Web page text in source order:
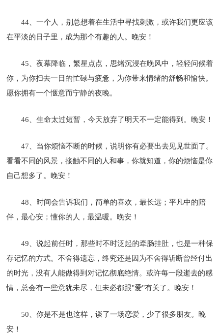
44、一个人，别总想着在生活中寻找刺激，或许我们更应该
在平淡的日子里，成为那个有趣的人。晚安！
45、夜幕降临，繁星点点，思绪沉浸在晚风中，轻轻问候着
你，为你扫去一日的忙碌与疲惫，为你带来情绪的舒畅和愉快。
愿你拥有一个惬意而宁静的夜晚。
46、生命太过短暂，今天放弃了明天不一定能得到。晚安！
47、当你烦恼不断的时候，说明你有必要出去见见世面了。
看看不同的风景，接触不同的人和事，你就知道，你的烦恼是你
自己想多了。晚安！
48、时间会告诉我们，简单的喜欢，最长远；平凡中的陪
伴，最心安；懂你的人，最温暖。晚安！
49、说起前任时，那些时不时泛起的牵肠挂肚，也是一种保
存记忆的方式。不舍得遗忘，终究还是因为不舍得斩断曾经付出
的时光，没有人能做得到对记忆彻底绝情。或许每一段逝去的感
情，总会有一些意犹未尽，但未必都跟"爱"有关了。晚安！
50、你是不是也这样，谈了一场恋爱，少了很多朋友。晚
安！